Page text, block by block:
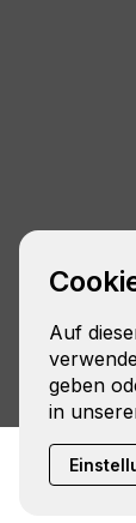
Auf
geben
in